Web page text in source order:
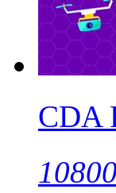
CDA
10800